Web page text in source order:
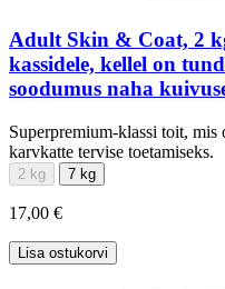
Adult Skin & Coat, 2
kassidele, kellel on
soodumus naha
Superpremium-klassi toit, mis
karvkatte tervise toetamiseks.
2 kg 7 kg
17,00 €
Lisa ostukorvi